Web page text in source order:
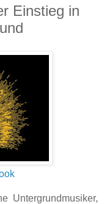
Einstieg in
Untergrundmusiker,